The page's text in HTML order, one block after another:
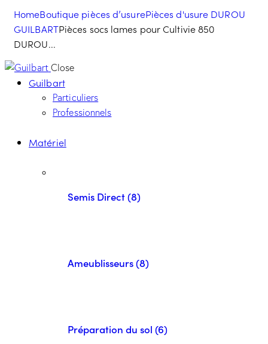
HomeBoutique pièces d’usurePièces d'usure DUROU
GUILBARTPièces socs lames pour Cultivie 850
DUROU...
Close
Guilbart
Particuliers
Professionnels
Matériel
Semis Direct (8)
Ameublisseurs (8)
Préparation du sol (6)